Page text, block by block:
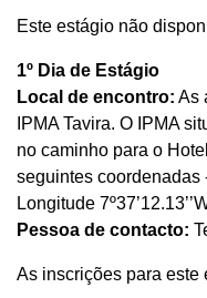
Este estágio não
1º Dia de Estágio
Local de encontro: As
IPMA Tavira. O IPMA
no caminho para o
seguintes coordenadas -
Longitude
Pessoa de contacto:
As inscrições para este